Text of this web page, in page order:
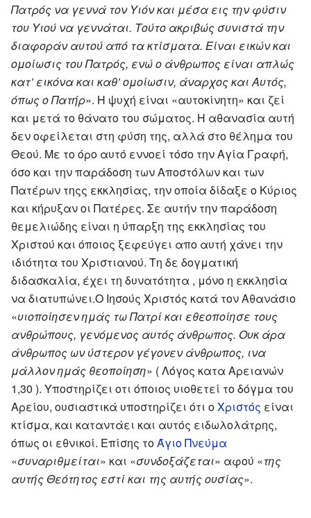
Πατρός να γεννά τον Υιόν και μέσα εις την φύσιν
του Υιού να γεννάται. Τούτο ακριβώς συνιστά την
διαφοράν αυτού από τα κτίσματα. Είναι εικών και
ομοίωσις του Πατρός, ενώ ο άνθρωπος είναι απλώς
κατ’ εικόνα και καθ’ ομοίωσιν, άναρχος και Αυτός,
όπως ο Πατήρ». Η ψυχή είναι «αυτοκίνητη» και ζεί
και μετά το θάνατο του σώματος. Η αθανασία αυτή
δεν οφείλεται στη φύση της, αλλά στο θέλημα του
Θεού. Με το όρο αυτό εννοεί τόσο την Αγία Γραφή,
όσο και την παράδοση των Αποστόλων και των
Πατέρων τηςς εκκλησίας, την οποία δίδαξε ο Κύριος
και κήρυξαν οι Πατέρες. Σε αυτήν την παράδοση
θεμελιώδης είναι η ύπαρξη της εκκλησίας του
Χριστού και όποιος ξεφεύγει απο αυτή χάνει την
ιδιότητα του Χριστιανού. Τη δε δογματική
διδασκαλία, έχει τη δυνατότητα , μόνο η εκκλησία
να διατυπώνει.Ο Ιησούς Χριστός κατά τον Αθανάσιο
«υιοποίησεν ημάς τω Πατρί και εθεοποίησε τους
ανθρώπους, γενόμενος αυτός άνθρωπος. Ουκ άρα
άνθρωπος ων ύστερον γέγονεν άνθρωπος, ινα
μάλλον ημάς θεοποίηση» ( Λόγος κατα Αρειανών
1,30 ). Υποστηρίζει οτι όποιος υιοθετεί το δόγμα του
Αρείου, ουσιαστικά υποστηρίζει ότι οΧριστός είναι
κτίσμα, και καταντάει και αυτός ειδωλολάτρης,
όπως οι εθνικοί. Επίσης τοΆγιο Πνεύμα
«συναριθμείται» και «συνδοξάζεται» αφού «της
αυτής Θεότητος εστί και της αυτής ουσίας».